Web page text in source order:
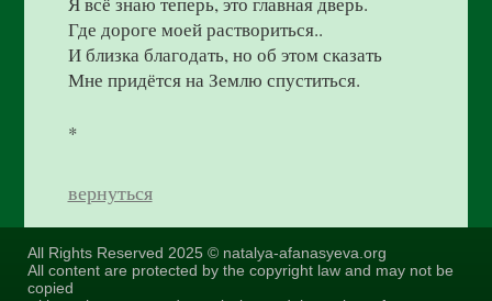
Где дороге моей раствориться..
И близка благодать, но об этом сказать
Мне придётся на Землю спуститься.
*
вернуться
All Rights Reserved 2025 © natalya-afanasyeva.org
All content are protected by the copyright law and may not be
copied